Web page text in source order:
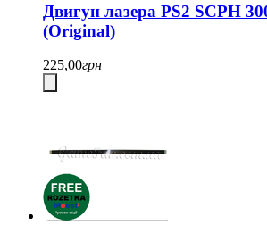
Двигун лазера PS2 SCPH
(Original)
225,00грн